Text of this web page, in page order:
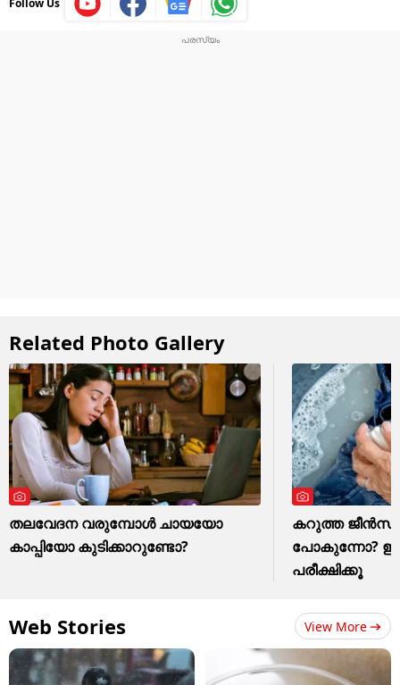
Related Photo Gallery
തലവേദന വരുമ്പോൾ ചായയോ
കാപ്പിയോ കുടിക്കാറുണ്ടോ?
കറുത്ത ജീൻസ്
പോകുന്നോ? ഈ
പരീക്ഷിക്കൂ
Web Stories View More